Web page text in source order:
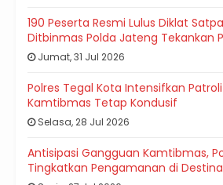
190 Peserta Resmi Lulus Diklat
Ditbinmas Polda Jateng Tekankan
Jumat, 31 Jul 2026
Polres Tegal Kota Intensifkan
Kamtibmas Tetap Kondusif
Selasa, 28 Jul 2026
Antisipasi Gangguan Kamtibmas,
Tingkatkan Pengamanan di